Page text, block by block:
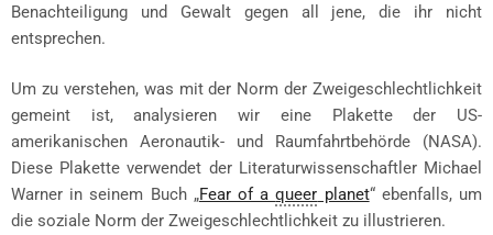
Benachteiligung und Gewalt gegen all jene, die ihr nicht
entsprechen.
Um zu verstehen, was mit der Norm der Zweigeschlechtlichkeit
gemeint ist, analysieren wir eine Plakette der US-
amerikanischen Aeronautik- und Raumfahrtbehörde (NASA).
Diese Plakette verwendet der Literaturwissenschaftler Michael
Warner in seinem Buch „Fear of aqueer planet“ ebenfalls, um
die soziale Norm der Zweigeschlechtlichkeit zu illustrieren.